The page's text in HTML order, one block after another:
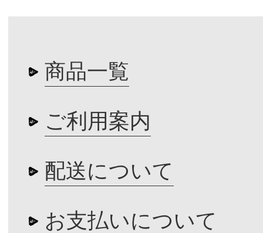
商品一覧
ご利用案内
配送について
お支払いについて